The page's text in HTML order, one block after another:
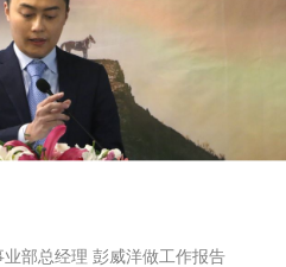
业部总经理 彭威洋做工作报告